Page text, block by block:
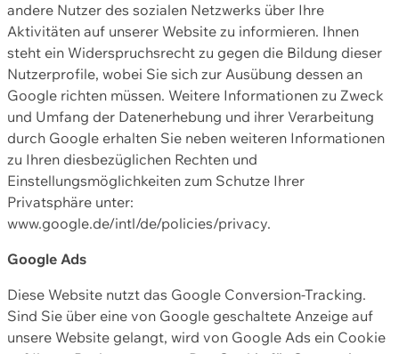
andere Nutzer des sozialen Netzwerks über Ihre
Aktivitäten auf unserer Website zu informieren. Ihnen
steht ein Widerspruchsrecht zu gegen die Bildung dieser
Nutzerprofile, wobei Sie sich zur Ausübung dessen an
Google richten müssen. Weitere Informationen zu Zweck
und Umfang der Datenerhebung und ihrer Verarbeitung
durch Google erhalten Sie neben weiteren Informationen
zu Ihren diesbezüglichen Rechten und
Einstellungsmöglichkeiten zum Schutze Ihrer
Privatsphäre unter:
www.google.de/intl/de/policies/privacy.
Google Ads
Diese Website nutzt das Google Conversion-Tracking.
Sind Sie über eine von Google geschaltete Anzeige auf
unsere Website gelangt, wird von Google Ads ein Cookie